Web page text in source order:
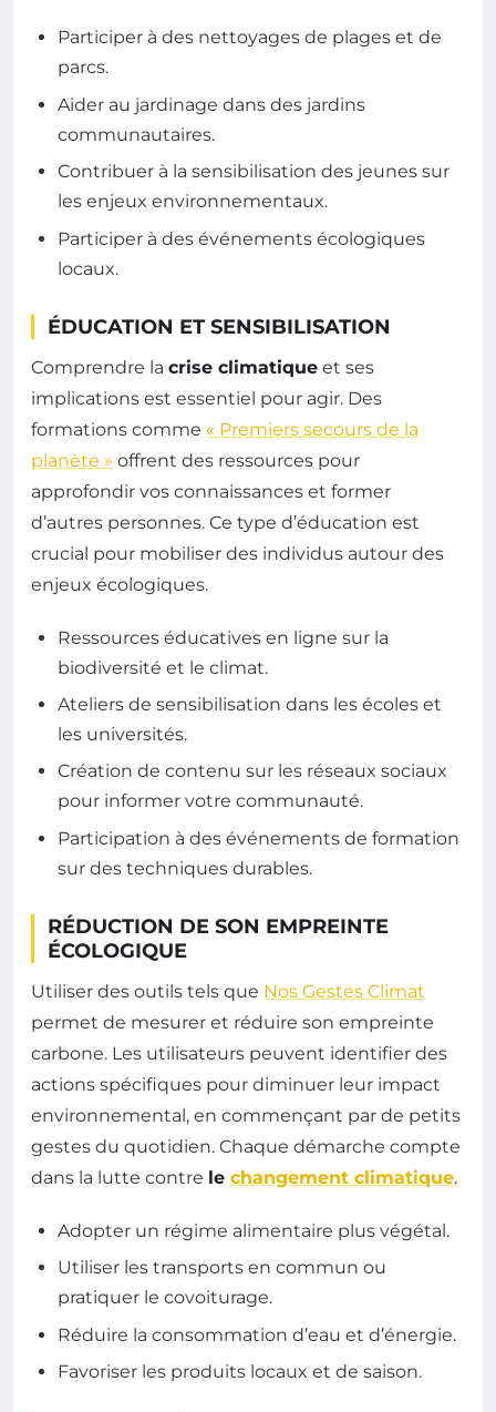
Participer à des nettoyages de plages et de
parcs.
Aider au jardinage dans des jardins
communautaires.
Contribuer à la sensibilisation des jeunes sur
les enjeux environnementaux.
Participer à des événements écologiques
locaux.
ÉDUCATION ET SENSIBILISATION
Comprendre la crise climatique et ses
implications est essentiel pour agir. Des
formations comme « Premiers secours de la
planète » offrent des ressources pour
approfondir vos connaissances et former
d’autres personnes. Ce type d’éducation est
crucial pour mobiliser des individus autour des
enjeux écologiques.
Ressources éducatives en ligne sur la
biodiversité et le climat.
Ateliers de sensibilisation dans les écoles et
les universités.
Création de contenu sur les réseaux sociaux
pour informer votre communauté.
Participation à des événements de formation
sur des techniques durables.
RÉDUCTION DE SON EMPREINTE
ÉCOLOGIQUE
Utiliser des outils tels que Nos Gestes Climat
permet de mesurer et réduire son empreinte
carbone. Les utilisateurs peuvent identifier des
actions spécifiques pour diminuer leur impact
environnemental, en commençant par de petits
gestes du quotidien. Chaque démarche compte
dans la lutte contre le changement climatique.
Adopter un régime alimentaire plus végétal.
Utiliser les transports en commun ou
pratiquer le covoiturage.
Réduire la consommation d’eau et d’énergie.
Favoriser les produits locaux et de saison.